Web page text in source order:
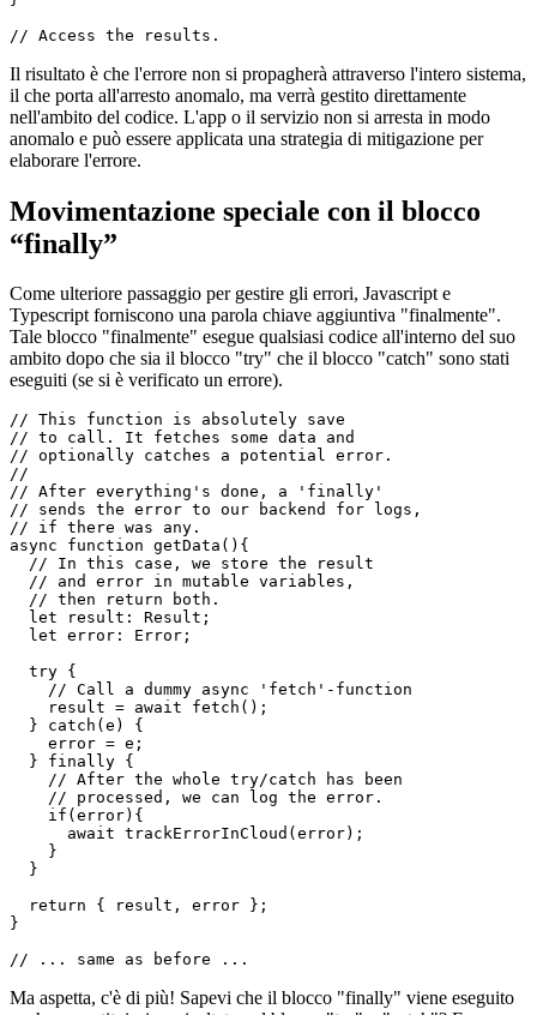
if (error){
  // ... handle error case.
}
Il risultato è che l'errore non si propagherà attraverso l'intero sistema,
il che porta all'arresto anomalo, ma verrà gestito direttamente
anomalo e può essere applicata una strategia di mitigazione per
elaborare l'errore.
“finally”
Come ulteriore passaggio per gestire gli errori, Javascript e
Typescript forniscono una parola chiave aggiuntiva "finalmente".
ambito dopo che sia il blocco "try" che il blocco "catch" sono stati
eseguiti (se si è verificato un errore).
// This function is absolutely save
// to call. It fetches some data and
// optionally catches a potential error.
//
// After everything's done, a 'finally'
// sends the error to our backend for logs,
// if there was any.
async function getData(){
  // In this case, we store the result
  // and error in mutable variables,
  // then return both.
  let result: Result;
  let error: Error;
  try {
    // Call a dummy async 'fetch'-function
    result = await fetch();
  } catch(e) {
    error = e;
  } finally {
    // After the whole try/catch has been
    // processed, we can log the error.
      await trackErrorInCloud(error);
    }
  return { result, error };
}